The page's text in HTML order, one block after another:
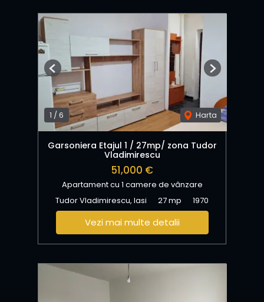
1 / 6 Harta
Previous Next
Garsoniera Etajul 1 / 27mp/ zona Tudor
Vladimirescu
51,000 €
Apartament cu 1 camere de vânzare
Tudor Vladimirescu, Iasi
27 mp 1970
Vezi mai multe detalii